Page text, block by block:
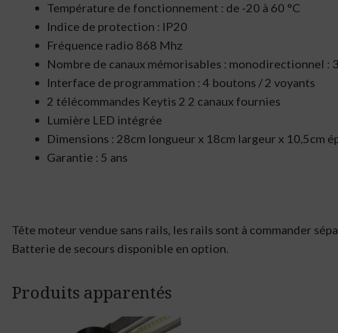
Température de fonctionnement : de -20 à 60 °C
Indice de protection : IP20
Fréquence radio 868 Mhz
Nombre de canaux mémorisables : monodirectionnel
Interface de programmation : 4 boutons / 2 voyants
2 télécommandes Keytis 2 2 canaux fournies
Lumière LED intégrée
Dimensions : ‎28cm longueur x 18cm largeur x 10,5cm
Garantie : 5 ans
Tête moteur vendue sans rails, les rails sont à commander
Batterie de secours disponible en option.
Produits apparentés